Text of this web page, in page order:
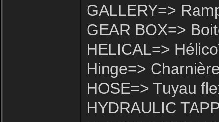
GALLERY=>
GEAR BOX=>
HELICAL=>
Hinge=>
HOSE=> Tuyau
HYDRAULIC